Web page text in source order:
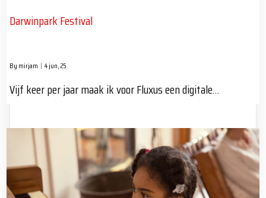
Darwinpark Festival
By mirjam | 4jun, 25
Vijf keer per jaar maak ik voor Fluxus een digitale…